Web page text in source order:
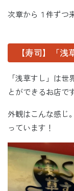
次章から１件ずつ
【寿司】「
「浅草すし」は世
とができるお店です
外観はこんな感じ
っています！